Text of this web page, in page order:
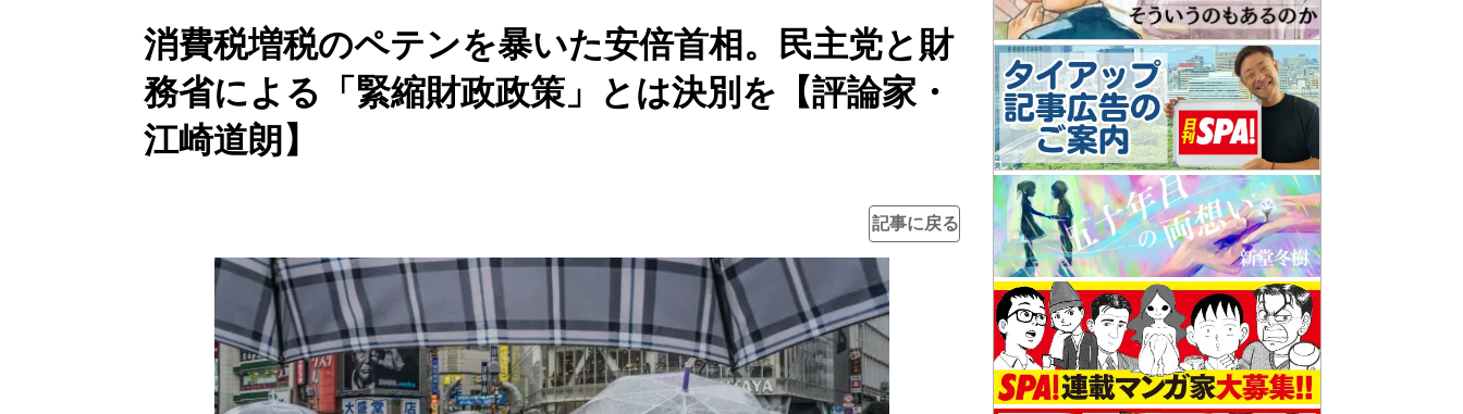
消費税増税のペテンを暴いた安倍首相。民主党と財
務省による「緊縮財政政策」とは決別を【評論家・
江崎道朗】
記事に戻る